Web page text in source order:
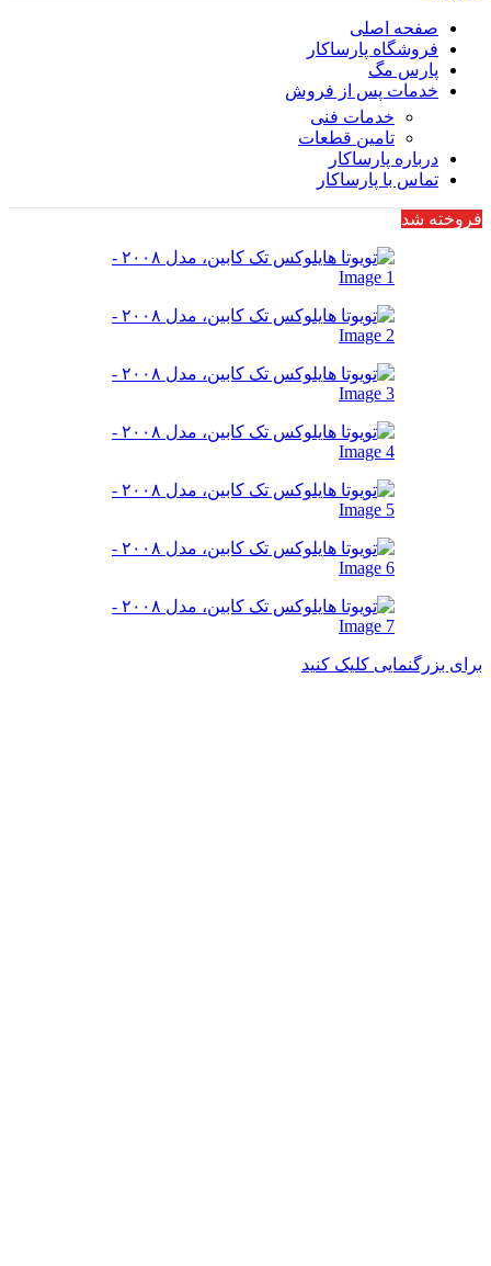
صفحه اصلی
فروشگاه پارساکار
پارس مگ
خدمات پس از فروش
خدمات فنی
تامین قطعات
درباره پارساکار
تماس با پارساکار
فروخته شد
برای بزرگنمایی کلیک کنید